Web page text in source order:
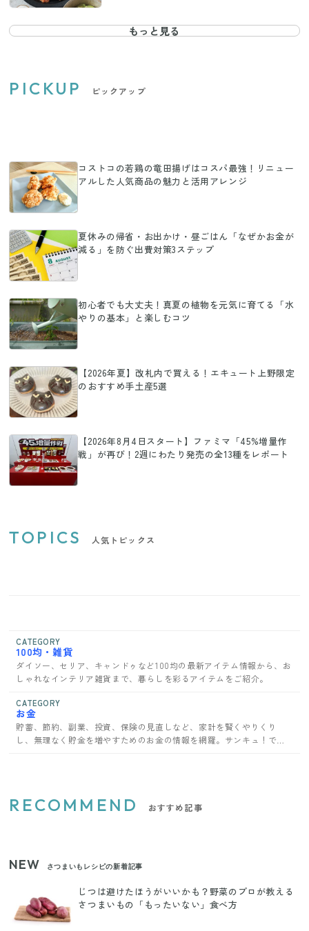
もっと見る
PICKUP ピックアップ
コストコの若鶏の竜田揚げはコスパ最強！リニュー
アルした人気商品の魅力と活用アレンジ
夏休みの帰省・お出かけ・昼ごはん「なぜかお金が
減る」を防ぐ出費対策3ステップ
初心者でも大丈夫！真夏の植物を元気に育てる「水
やりの基本」と楽しむコツ
【2026年夏】改札内で買える！エキュート上野限定
のおすすめ手土産5選
【2026年8月4日スタート】ファミマ「45%増量作
戦」が再び！2週にわたり発売の全13種をレポート
TOPICS 人気トピックス
CATEGORY
100均・雑貨
ダイソー、セリア、キャンドゥなど100均の最新アイテム情報から、お
しゃれなインテリア雑貨まで、暮らしを彩るアイテムをご紹介。
CATEGORY
お金
貯蓄、節約、副業、投資、保険の見直しなど、家計を賢くやりくり
し、無理なく貯金を増やすためのお金の情報を網羅。サンキュ！で家
RECOMMEND おすすめ記事
NEW さつまいもレシピの新着記事
じつは避けたほうがいいかも？野菜のプロが教える
さつまいもの「もったいない」食べ方